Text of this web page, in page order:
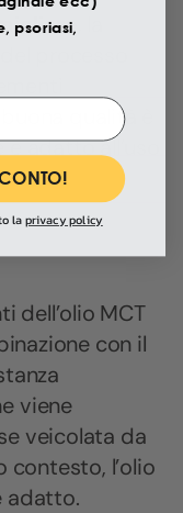
processo
qualità è
adatto all’uso
dell’olio MCT
con il
viene
veicolata da
contesto, l’olio
adatto.
psoriasi,
laprivacy policy